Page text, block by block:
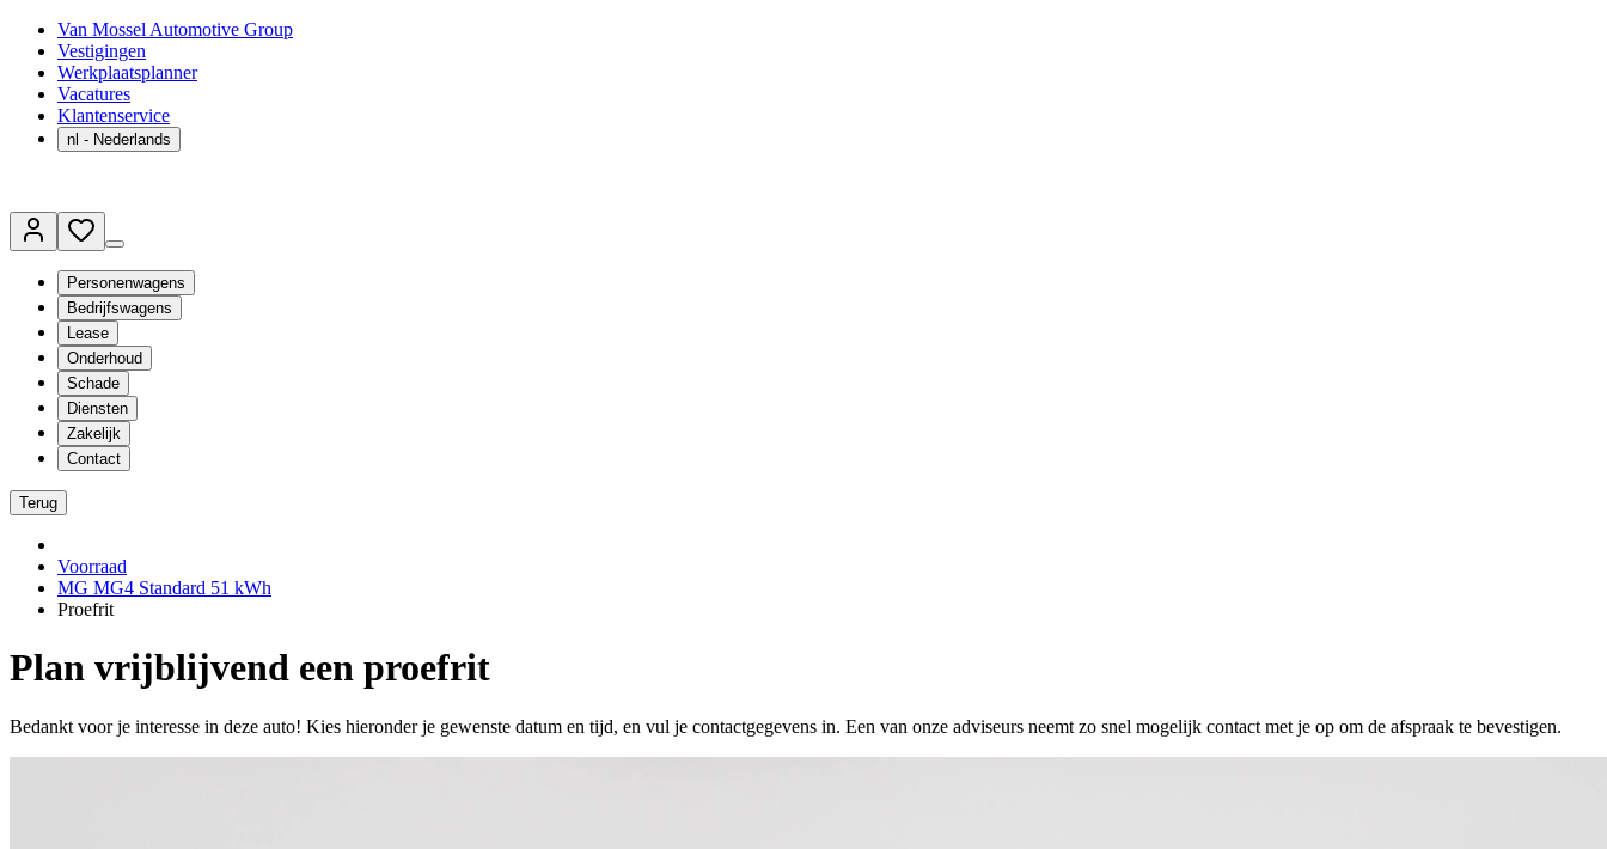
Van Mossel Automotive Group
Vestigingen
Werkplaatsplanner
Vacatures
Klantenservice
nl - Nederlands
Personenwagens
Bedrijfswagens
Lease
Onderhoud
Schade
Diensten
Zakelijk
Contact
Terug
Voorraad
MG MG4 Standard 51 kWh
Proefrit
Plan vrijblijvend een proefrit
Bedankt voor je interesse in deze auto! Kies hieronder je gewenste datum en tijd, en vul je contactgegevens in. Een van onze adviseurs neemt zo snel mogelijk contact met je op om de afspraak te bevestigen.